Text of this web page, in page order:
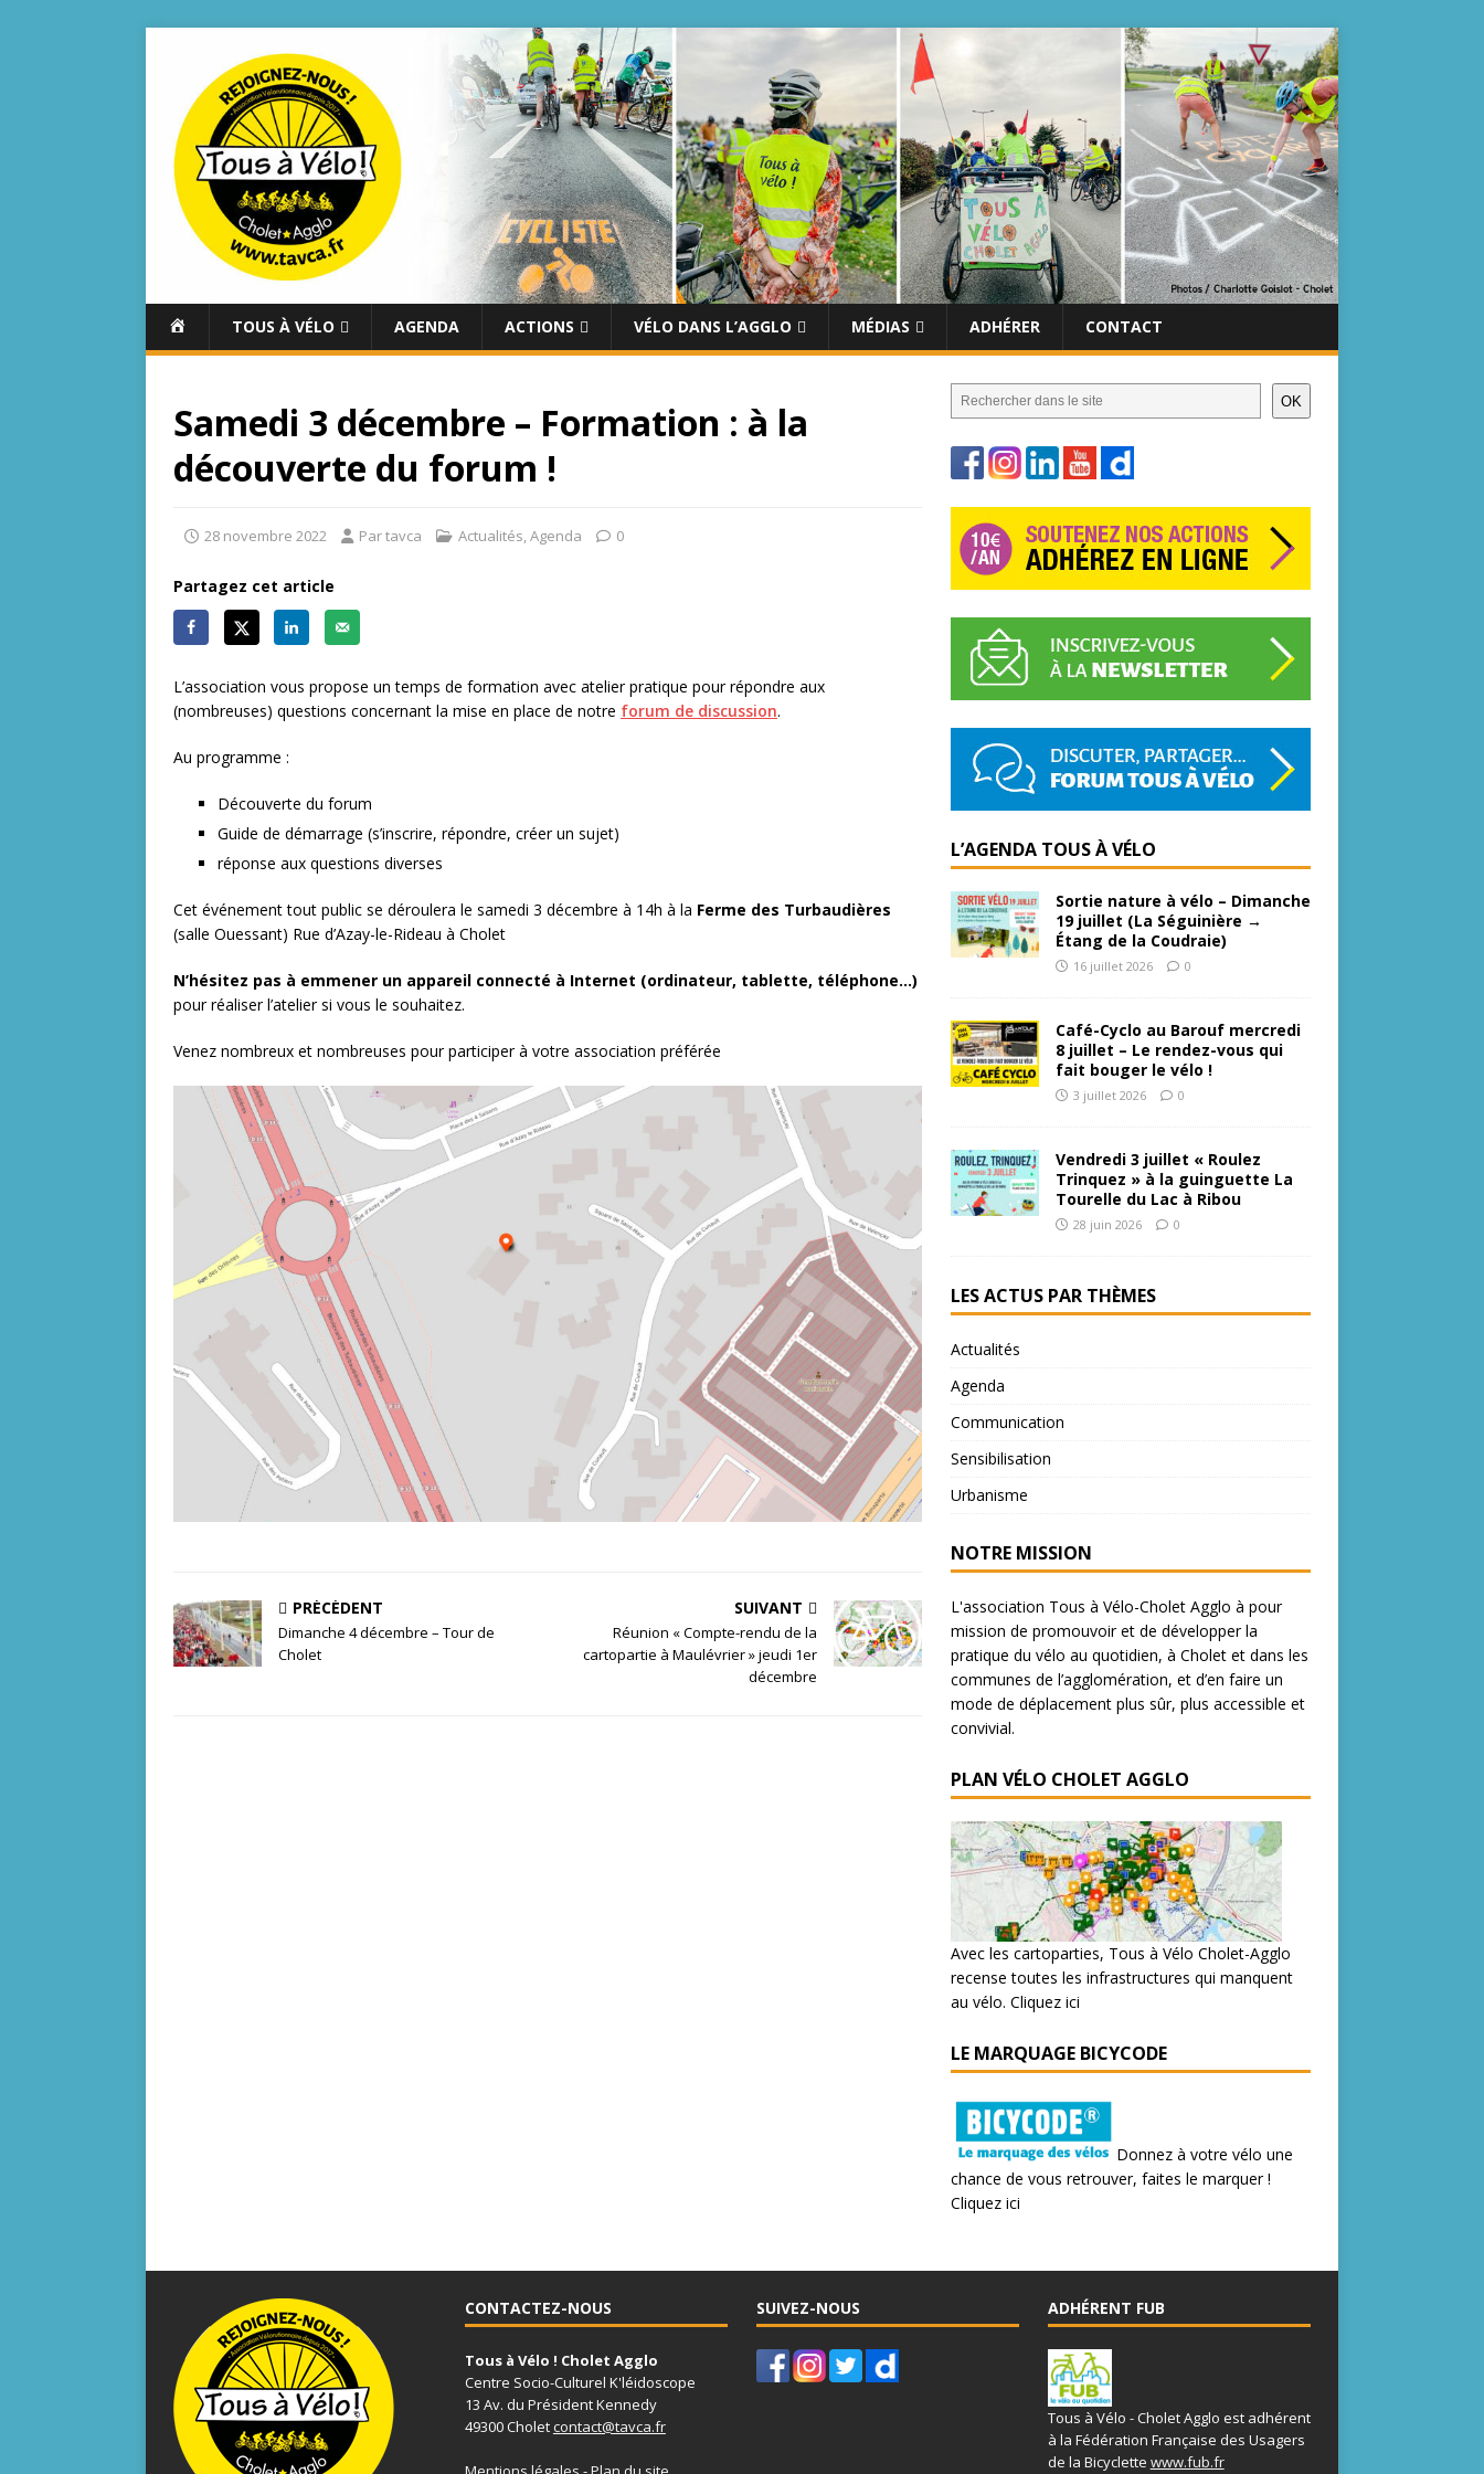
C
E
L
TOUS À VÉLO AGENDA ACTIONS VÉLO DANS L’AGGLO MÉDIAS ADHÉRER CONTACT
Samedi 3 décembre – Formation : à la
découverte du forum !
28 novembre 2022 Par tavca Actualités,Agenda 0
Partagez cet article
L’association vous propose un temps de formation avec atelier pratique pour répondre aux
(nombreuses) questions concernant la mise en place de notre forum de discussion.
Au programme :
Découverte du forum
Guide de démarrage (s’inscrire, répondre, créer un sujet)
réponse aux questions diverses
Cet événement tout public se déroulera le samedi 3 décembre à 14h à la Ferme des Turbaudières
(salle Ouessant) Rue d’Azay-le-Rideau à Cholet
N’hésitez pas à emmener un appareil connecté à Internet (ordinateur, tablette, téléphone…)
pour réaliser l’atelier si vous le souhaitez.
Venez nombreux et nombreuses pour participer à votre association préférée
PRÉCÉDENT
Dimanche 4 décembre – Tour de
Cholet
SUIVANT
Réunion « Compte-rendu de la
cartopartie à Maulévrier » jeudi 1er
décembre
OK
L’AGENDA TOUS À VÉLO
Sortie nature à vélo – Dimanche
19 juillet (La Séguinière →
Étang de la Coudraie)
16 juillet 2026 0
Café-Cyclo au Barouf mercredi
8 juillet – Le rendez-vous qui
fait bouger le vélo !
3 juillet 2026 0
Vendredi 3 juillet « Roulez
Trinquez » à la guinguette La
Tourelle du Lac à Ribou
28 juin 2026 0
LES ACTUS PAR THÈMES
Actualités
Agenda
Communication
Sensibilisation
Urbanisme
NOTRE MISSION
L'association Tous à Vélo-Cholet Agglo à pour
mission de promouvoir et de développer la
pratique du vélo au quotidien, à Cholet et dans les
communes de l’agglomération, et d’en faire un
mode de déplacement plus sûr, plus accessible et
convivial.
PLAN VÉLO CHOLET AGGLO
Avec les cartoparties, Tous à Vélo Cholet-Agglo
recense toutes les infrastructures qui manquent
au vélo. Cliquez ici
LE MARQUAGE BICYCODE
Donnez à votre vélo une
chance de vous retrouver, faites le marquer !
Cliquez ici
CONTACTEZ-NOUS
Tous à Vélo ! Cholet Agglo
Centre Socio-Culturel K'léidoscope
13 Av. du Président Kennedy
49300 Choletcontact@tavca.fr
SUIVEZ-NOUS ADHÉRENT FUB
Tous à Vélo - Cholet Agglo est adhérent
à la Fédération Française des Usagers
de la Bicyclette www.fub.fr